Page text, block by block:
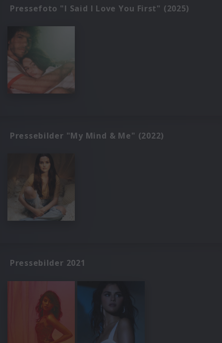
Pressefoto "I Said I Love You First" (2025)
Pressebilder "My Mind & Me" (2022)
Pressebilder 2021